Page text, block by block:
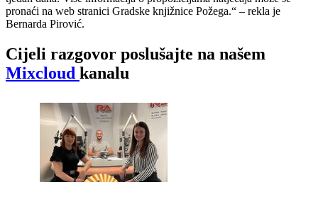
pronaći na web stranici Gradske knjižnice Požega.“ – rekla je
Bernarda Pirović.
Cijeli razgovor poslušajte na našem
Mixcloud kanalu